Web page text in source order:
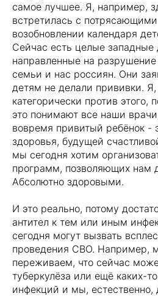
самое лучшее. Я, например,
встретилась с
возобновлении календаря
Сейчас есть целые западные
направленные на
семьи и нас россиян. Они
детям не делали прививки. Я,
категорически против этого,
это понимают все наши
вовремя привитый ребёнок -
здоровья, будущей
мы сегодня хотим
программ, позволяющих нам
Абсолютно здоровыми.
И это реально, потому
антител к тем или иным
сегодня могут вызвать
проведения СВО. Например,
переживаем, что сейчас
туберкулёза или ещё каких-
инфекций и мы, естественно,